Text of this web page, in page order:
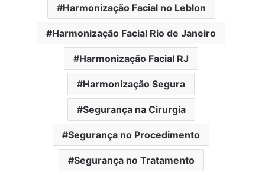
Harmonização Facial no Leblon
Harmonização Facial Rio de Janeiro
Harmonização Facial RJ
Harmonização Segura
Segurança na Cirurgia
Segurança no Procedimento
Segurança no Tratamento